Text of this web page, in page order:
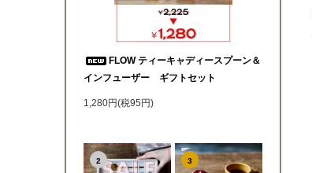
FLOW ティーキャディースプーン＆
インフューザー ギフトセット
1,280円(税95円)
2 3